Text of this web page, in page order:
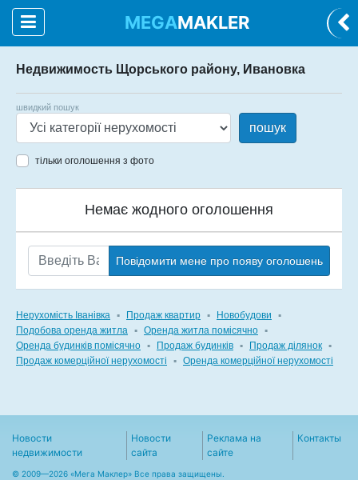
MEGAMAKLER
Недвижимость Щорського району, Ивановка
швидкий пошук
пошук
тільки оголошення з фото
Немає жодного оголошення
Повідомити мене про появу оголошень
Нерухомість Іванівка ▪ Продаж квартир ▪ Новобудови
▪
Подобова оренда житла ▪ Оренда житла помісячно ▪
Оренда будинків помісячно ▪ Продаж будинків ▪ Продаж ділянок ▪
Продаж комерційної нерухомості
▪ Оренда комерційної нерухомості
Новости
недвижимости
Новости
сайта
Реклама на
сайте
Контакты
© 2009—2026 «Мега Маклер» Все права защищены.